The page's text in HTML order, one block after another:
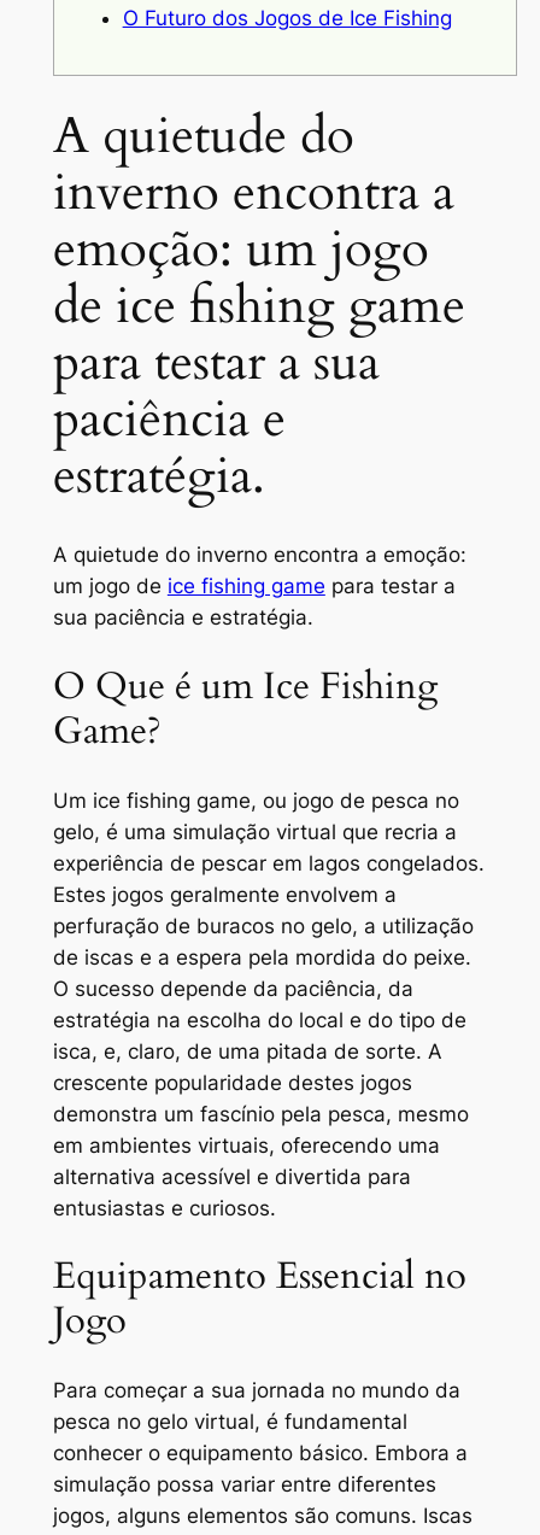
O Futuro dos Jogos de Ice Fishing
A quietude do
inverno encontra a
emoção: um jogo
de ice fishing game
para testar a sua
paciência e
estratégia.
A quietude do inverno encontra a emoção:
um jogo de ice fishing game para testar a
sua paciência e estratégia.
O Que é um Ice Fishing
Game?
Um ice fishing game, ou jogo de pesca no
gelo, é uma simulação virtual que recria a
experiência de pescar em lagos congelados.
Estes jogos geralmente envolvem a
perfuração de buracos no gelo, a utilização
de iscas e a espera pela mordida do peixe.
O sucesso depende da paciência, da
estratégia na escolha do local e do tipo de
isca, e, claro, de uma pitada de sorte. A
crescente popularidade destes jogos
demonstra um fascínio pela pesca, mesmo
em ambientes virtuais, oferecendo uma
alternativa acessível e divertida para
entusiastas e curiosos.
Equipamento Essencial no
Jogo
Para começar a sua jornada no mundo da
pesca no gelo virtual, é fundamental
conhecer o equipamento básico. Embora a
simulação possa variar entre diferentes
jogos, alguns elementos são comuns. Iscas